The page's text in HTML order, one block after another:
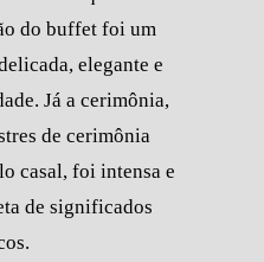
do buffet foi um
elegante e
Já a cerimônia,
de cerimônia
casal, foi intensa e
de significados